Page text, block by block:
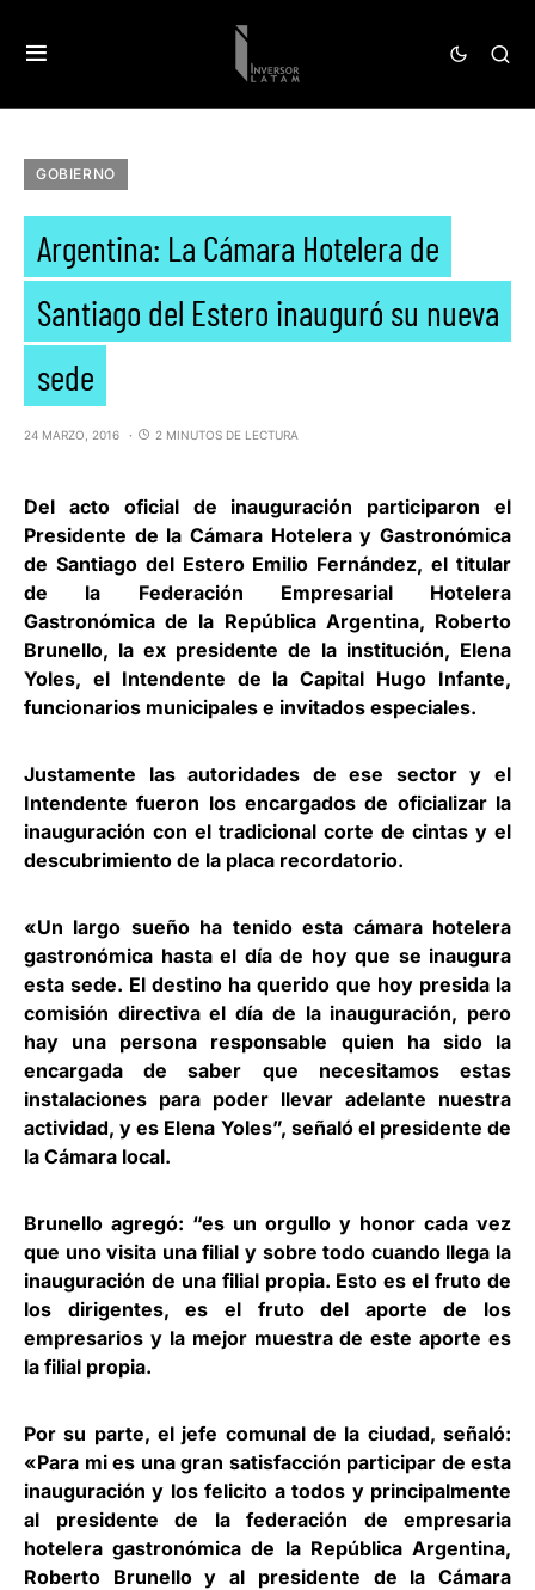
GOBIERNO
Argentina: La Cámara Hotelera de
Santiago del Estero inauguró su nueva
sede
24 MARZO, 2016 2 MINUTOS DE LECTURA
Del acto oficial de inauguración participaron el
Presidente de la Cámara Hotelera y Gastronómica
de Santiago del Estero Emilio Fernández, el titular
de la Federación Empresarial Hotelera
Gastronómica de la República Argentina, Roberto
Brunello, la ex presidente de la institución, Elena
Yoles, el Intendente de la Capital Hugo Infante,
funcionarios municipales e invitados especiales.
Justamente las autoridades de ese sector y el
Intendente fueron los encargados de oficializar la
inauguración con el tradicional corte de cintas y el
descubrimiento de la placa recordatorio.
«Un largo sueño ha tenido esta cámara hotelera
gastronómica hasta el día de hoy que se inaugura
esta sede. El destino ha querido que hoy presida la
comisión directiva el día de la inauguración, pero
hay una persona responsable quien ha sido la
encargada de saber que necesitamos estas
instalaciones para poder llevar adelante nuestra
actividad, y es Elena Yoles”, señaló el presidente de
la Cámara local.
Brunello agregó: “es un orgullo y honor cada vez
que uno visita una filial y sobre todo cuando llega la
inauguración de una filial propia. Esto es el fruto de
los dirigentes, es el fruto del aporte de los
empresarios y la mejor muestra de este aporte es
la filial propia.
Por su parte, el jefe comunal de la ciudad, señaló:
«Para mi es una gran satisfacción participar de esta
inauguración y los felicito a todos y principalmente
al presidente de la federación de empresaria
hotelera gastronómica de la República Argentina,
Roberto Brunello y al presidente de la Cámara